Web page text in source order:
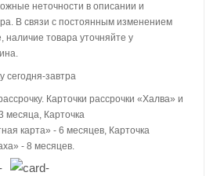
неточности в описании и
В связи с постоянным изменением
наличие товара уточняйте у
сегодня-завтра
Карточки рассрочки «Халва» и
месяца, Карточка
карта» - 6 месяцев, Карточка
- 8 месяцев.